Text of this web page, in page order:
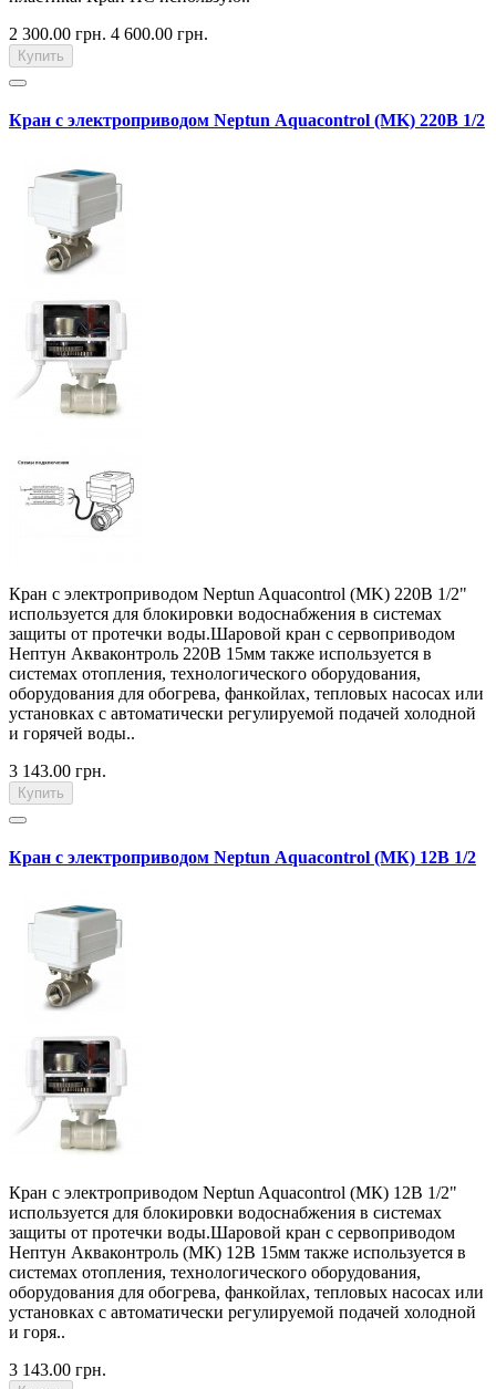
2 300.00 грн. 4 600.00 грн.
Купить
Кран с электроприводом Neptun Aquacontrol (MK) 220В 1/2
Кран с электроприводом Neptun Aquacontrol (MK) 220В 1/2"
используется для блокировки водоснабжения в системах
защиты от протечки воды.Шаровой кран с сервоприводом
Нептун Акваконтроль 220В 15мм также используется в
системах отопления, технологического оборудования,
оборудования для обогрева, фанкойлах, тепловых насосах или
установках с автоматически регулируемой подачей холодной
и горячей воды..
3 143.00 грн.
Купить
Кран с электроприводом Neptun Aquacontrol (МК) 12В 1/2
Кран с электроприводом Neptun Aquacontrol (МК) 12В 1/2"
используется для блокировки водоснабжения в системах
защиты от протечки воды.Шаровой кран с сервоприводом
Нептун Акваконтроль (МК) 12В 15мм также используется в
системах отопления, технологического оборудования,
оборудования для обогрева, фанкойлах, тепловых насосах или
установках с автоматически регулируемой подачей холодной
и горя..
3 143.00 грн.